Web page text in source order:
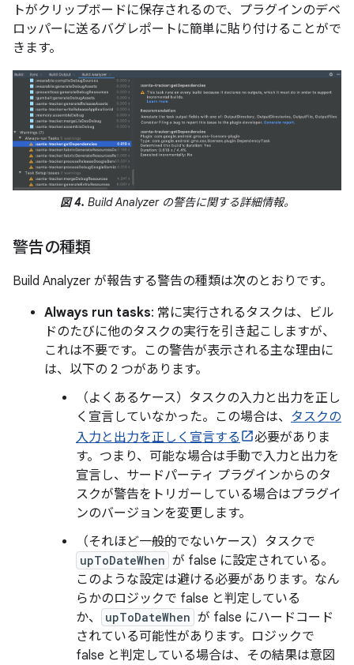
トがクリップボードに保存されるので、プラグインのデベ
ロッパーに送るバグレポートに簡単に貼り付けることがで
きます。
図 4. Build Analyzer の警告に関する詳細情報。
警告の種類
Build Analyzer が報告する警告の種類は次のとおりです。
Always run tasks: 常に実行されるタスクは、ビル
ドのたびに他のタスクの実行を引き起こしますが、
これは不要です。この警告が表示される主な理由に
は、以下の 2 つがあります。
（よくあるケース）タスクの入力と出力を正し
く宣言していなかった。この場合は、 タスクの
入力と出力を正しく宣言する
必要がありま
す。つまり、可能な場合は手動で入力と出力を
宣言し、サードパーティ プラグインからのタ
スクが警告をトリガーしている場合はプラグイ
ンのバージョンを変更します。
（それほど一般的でないケース）タスクで
upToDateWhen が false に設定されている。
このような設定は避ける必要があります。なん
らかのロジックで false と判定している
か、
upToDateWhen が false にハードコード
されている可能性があります。ロジックで
false と判定している場合は、その結果は意図